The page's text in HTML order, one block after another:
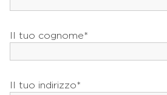
Il tuo cognome*
Il tuo indirizzo*